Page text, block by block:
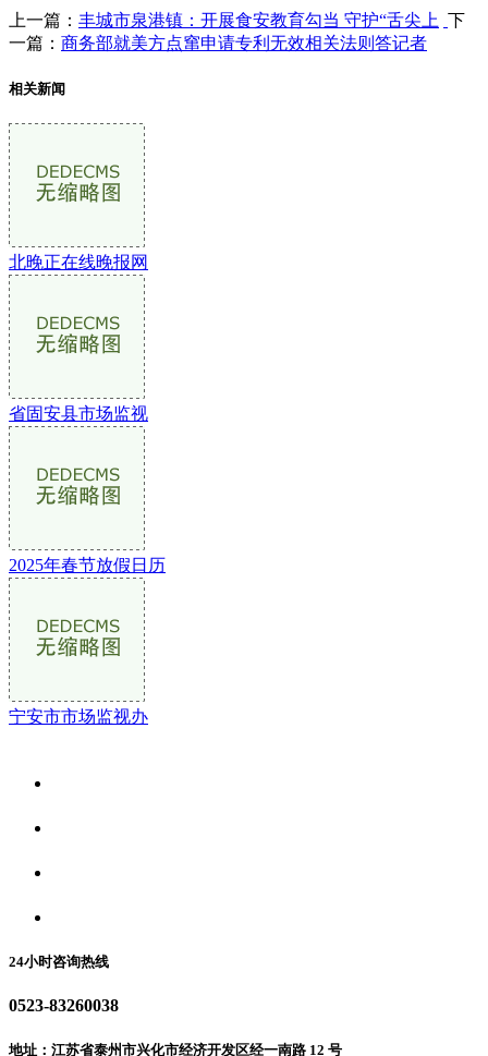
上一篇： 丰城市泉港镇：开展食安教育勾当 守护“舌尖上 下
一篇： 商务部就美方点窜申请专利无效相关法则答记者
相关新闻
北晚正在线晚报网
省固安县市场监视
2025年春节放假日历
宁安市市场监视办
24小时咨询热线
0523-83260038
地址：江苏省泰州市兴化市经济开发区经一南路 12 号